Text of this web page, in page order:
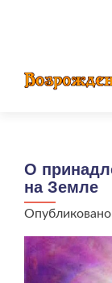
О
на Земле
Опубликовано